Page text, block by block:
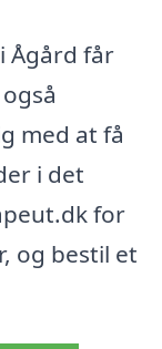
Ågård får
med at få
i det
for
og bestil et